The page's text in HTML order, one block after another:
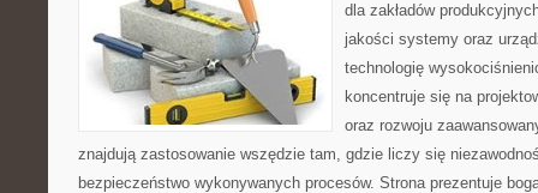
dla zakładów
jakości systemy oraz
technologię
koncentruje się na
oraz rozwoju
znajdują zastosowanie wszędzie tam, gdzie liczy się
bezpieczeństwo wykonywanych procesów. Strona prezentuje